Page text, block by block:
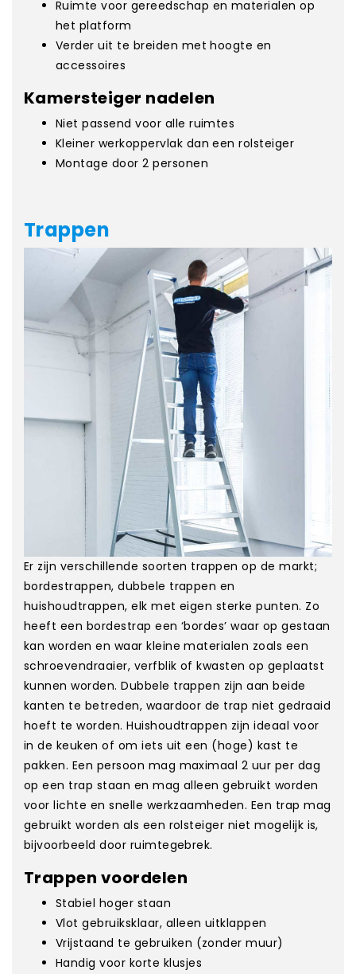
Ruimte voor gereedschap en materialen op
het platform
Verder uit te breiden met hoogte en
accessoires
Kamersteiger nadelen
Niet passend voor alle ruimtes
Kleiner werkoppervlak dan een rolsteiger
Montage door 2 personen
Trappen
Er zijn verschillende soorten trappen op de markt;
bordestrappen, dubbele trappen en
huishoudtrappen, elk met eigen sterke punten. Zo
heeft een bordestrap een ‘bordes’ waar op gestaan
kan worden en waar kleine materialen zoals een
schroevendraaier, verfblik of kwasten op geplaatst
kunnen worden. Dubbele trappen zijn aan beide
kanten te betreden, waardoor de trap niet gedraaid
hoeft te worden. Huishoudtrappen zijn ideaal voor
in de keuken of om iets uit een (hoge) kast te
pakken. Een persoon mag maximaal 2 uur per dag
op een trap staan en mag alleen gebruikt worden
voor lichte en snelle werkzaamheden. Een trap mag
gebruikt worden als een rolsteiger niet mogelijk is,
bijvoorbeeld door ruimtegebrek.
Trappen voordelen
Stabiel hoger staan
Vlot gebruiksklaar, alleen uitklappen
Vrijstaand te gebruiken (zonder muur)
Handig voor korte klusjes